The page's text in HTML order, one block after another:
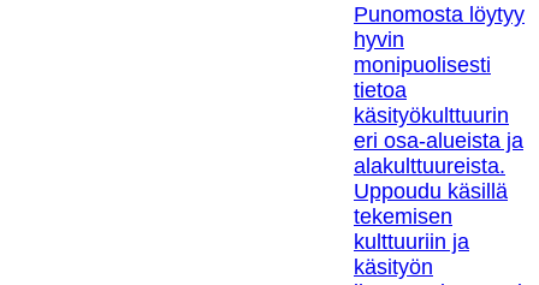
Punomosta löytyy
hyvin
monipuolisesti
tietoa
käsityökulttuurin
eri osa-alueista ja
alakulttuureista.
Uppoudu käsillä
tekemisen
kulttuuriin ja
käsityön